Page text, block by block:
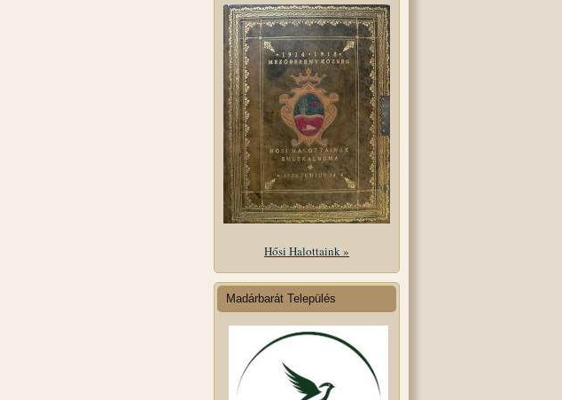
Hősi Halottaink »
Madárbarát Település